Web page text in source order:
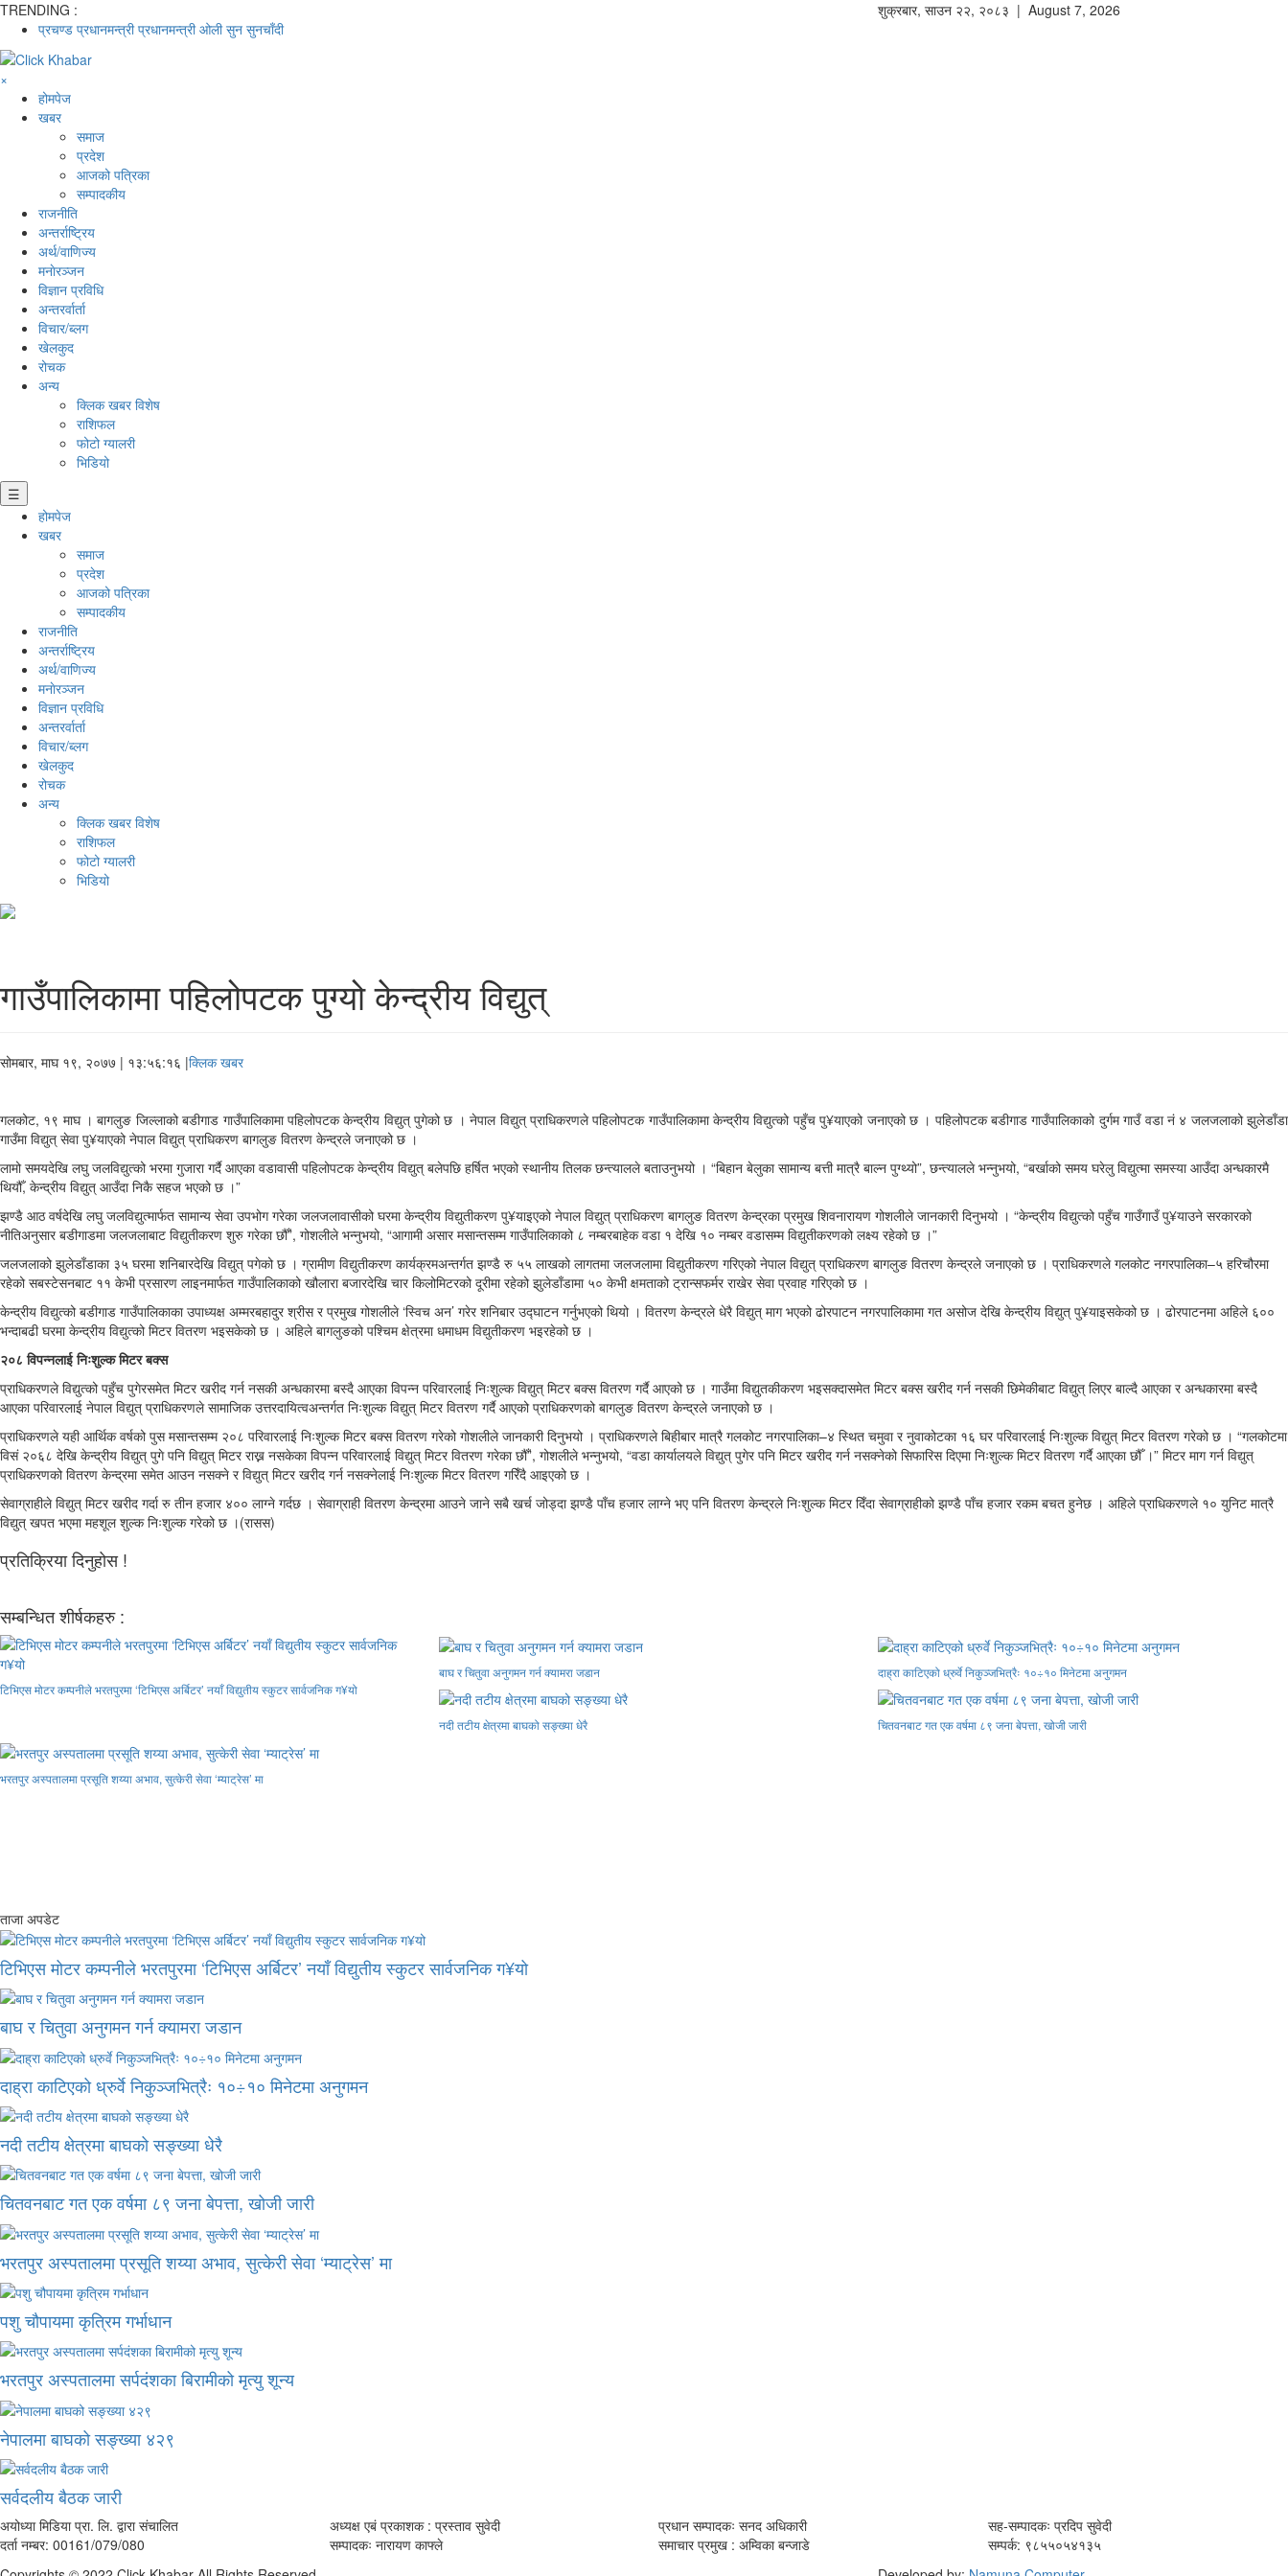
TRENDING :
प्रचण्ड प्रधानमन्त्री प्रधानमन्त्री ओली सुन सुनचाँदी
शुक्रबार, साउन २२, २०८३ | August 7, 2026
×
होमपेज
खबर
समाज
प्रदेश
आजको पत्रिका
सम्पादकीय
राजनीति
अन्तर्राष्ट्रिय
अर्थ/वाणिज्य
मनाेरञ्जन
विज्ञान प्रविधि
अन्तरर्वार्ता
विचार/ब्लग
खेलकुद
रोचक
अन्य
क्लिक खबर विशेष
राशिफल
फोटो ग्यालरी
भिडियो
☰
होमपेज
खबर
समाज
प्रदेश
आजको पत्रिका
सम्पादकीय
राजनीति
अन्तर्राष्ट्रिय
अर्थ/वाणिज्य
मनाेरञ्जन
विज्ञान प्रविधि
अन्तरर्वार्ता
विचार/ब्लग
खेलकुद
रोचक
अन्य
क्लिक खबर विशेष
राशिफल
फोटो ग्यालरी
भिडियो
गाउँपालिकामा पहिलोपटक पुग्यो केन्द्रीय विद्युत्
सोमबार, माघ १९, २०७७ | १३:५६:१६ |क्लिक खबर
गलकोट, १९ माघ । बागलुङ जिल्लाको बडीगाड गाउँपालिकामा पहिलोपटक केन्द्रीय विद्युत् पुगेको छ । नेपाल विद्युत् प्राधिकरणले पहिलोपटक गाउँपालिकामा केन्द्रीय विद्युत्को पहुँच पु¥याएको जनाएको छ । पहिलोपटक बडीगाड गाउँपालिकाको दुर्गम गाउँ वडा नं ४ जलजलाको झुलेडाँडा
गाउँमा विद्युत् सेवा पु¥याएको नेपाल विद्युत् प्राधिकरण बागलुङ वितरण केन्द्रले जनाएको छ ।
लामो समयदेखि लघु जलविद्युत्को भरमा गुजारा गर्दै आएका वडावासी पहिलोपटक केन्द्रीय विद्युत् बलेपछि हर्षित भएको स्थानीय तिलक छन्त्यालले बताउनुभयो । “बिहान बेलुका सामान्य बत्ती मात्रै बाल्न पुग्थ्यो”, छन्त्यालले भन्नुभयो, “बर्खाको समय घरेलु विद्युत्मा समस्या आउँदा अन्धकारमै
थियौँ, केन्द्रीय विद्युत् आउँदा निकै सहज भएको छ ।”
झण्डै आठ वर्षदेखि लघु जलविद्युत्मार्फत सामान्य सेवा उपभोग गरेका जलजलावासीको घरमा केन्द्रीय विद्युतीकरण पु¥याइएको नेपाल विद्युत् प्राधिकरण बागलुङ वितरण केन्द्रका प्रमुख शिवनारायण गोशलीले जानकारी दिनुभयो । “केन्द्रीय विद्युत्को पहुँच गाउँगाउँ पु¥याउने सरकारको
नीतिअनुसार बडीगाडमा जलजलाबाट विद्युतीकरण शुरु गरेका छौँ”, गोशलीले भन्नुभयो, “आगामी असार मसान्तसम्म गाउँपालिकाको ८ नम्बरबाहेक वडा १ देखि १० नम्बर वडासम्म विद्युतीकरणको लक्ष्य रहेको छ ।”
जलजलाको झुलेडाँडाका ३५ घरमा शनिबारदेखि विद्युत् पगेको छ । ग्रामीण विद्युतीकरण कार्यक्रमअन्तर्गत झण्डै रु ५५ लाखको लागतमा जलजलामा विद्युतीकरण गरिएको नेपाल विद्युत् प्राधिकरण बागलुङ वितरण केन्द्रले जनाएको छ । प्राधिकरणले गलकोट नगरपालिका–५ हरिचौरमा
रहेको सबस्टेसनबाट ११ केभी प्रसारण लाइनमार्फत गाउँपालिकाको खौलारा बजारदेखि चार किलोमिटरको दूरीमा रहेको झुलेडाँडामा ५० केभी क्षमताको ट्रान्सफर्मर राखेर सेवा प्रवाह गरिएको छ ।
केन्द्रीय विद्युत्को बडीगाड गाउँपालिकाका उपाध्यक्ष अम्मरबहादुर श्रीस र प्रमुख गोशलीले ‘स्विच अन’ गरेर शनिबार उद्घाटन गर्नुभएको थियो । वितरण केन्द्रले धेरै विद्युत् माग भएको ढोरपाटन नगरपालिकामा गत असोज देखि केन्द्रीय विद्युत् पु¥याइसकेको छ । ढोरपाटनमा अहिले ६००
भन्दाबढी घरमा केन्द्रीय विद्युत्को मिटर वितरण भइसकेको छ । अहिले बागलुङको पश्चिम क्षेत्रमा धमाधम विद्युतीकरण भइरहेको छ ।
२०८ विपन्नलाई निःशुल्क मिटर बक्स
प्राधिकरणले विद्युत्को पहुँच पुगेरसमेत मिटर खरीद गर्न नसकी अन्धकारमा बस्दै आएका विपन्न परिवारलाई निःशुल्क विद्युत् मिटर बक्स वितरण गर्दै आएको छ । गाउँमा विद्युतकीकरण भइसक्दासमेत मिटर बक्स खरीद गर्न नसकी छिमेकीबाट विद्युत् लिएर बाल्दै आएका र अन्धकारमा बस्दै
आएका परिवारलाई नेपाल विद्युत् प्राधिकरणले सामाजिक उत्तरदायित्वअन्तर्गत निःशुल्क विद्युत् मिटर वितरण गर्दै आएको प्राधिकरणको बागलुङ वितरण केन्द्रले जनाएको छ ।
प्राधिकरणले यही आर्थिक वर्षको पुस मसान्तसम्म २०८ परिवारलाई निःशुल्क मिटर बक्स वितरण गरेको गोशलीले जानकारी दिनुभयो । प्राधिकरणले बिहीबार मात्रै गलकोट नगरपालिका–४ स्थित चमुवा र नुवाकोटका १६ घर परिवारलाई निःशुल्क विद्युत् मिटर वितरण गरेको छ । “गलकोटमा
विसं २०६८ देखि केन्द्रीय विद्युत् पुगे पनि विद्युत् मिटर राख्न नसकेका विपन्न परिवारलाई विद्युत् मिटर वितरण गरेका छौँ”, गोशलीले भन्नुभयो, “वडा कार्यालयले विद्युत् पुगेर पनि मिटर खरीद गर्न नसक्नेको सिफारिस दिएमा निःशुल्क मिटर वितरण गर्दै आएका छौँ ।” मिटर माग गर्न विद्युत्
प्राधिकरणको वितरण केन्द्रमा समेत आउन नसक्ने र विद्युत् मिटर खरीद गर्न नसक्नेलाई निःशुल्क मिटर वितरण गरिँदै आइएको छ ।
सेवाग्राहीले विद्युत् मिटर खरीद गर्दा रु तीन हजार ४०० लाग्ने गर्दछ । सेवाग्राही वितरण केन्द्रमा आउने जाने सबै खर्च जोड्दा झण्डै पाँच हजार लाग्ने भए पनि वितरण केन्द्रले निःशुल्क मिटर दिँदा सेवाग्राहीको झण्डै पाँच हजार रकम बचत हुनेछ । अहिले प्राधिकरणले १० युनिट मात्रै
विद्युत् खपत भएमा महशूल शुल्क निःशुल्क गरेको छ ।(रासस)
प्रतिक्रिया दिनुहोस !
सम्बन्धित शीर्षकहरु :
टिभिएस मोटर कम्पनीले भरतपुरमा ‘टिभिएस अर्बिटर’ नयाँ विद्युतीय स्कुटर सार्वजनिक ग¥यो
बाघ र चितुवा अनुगमन गर्न क्यामरा जडान दाह्रा काटिएको ध्रुर्वे निकुञ्जभित्रैः १०÷१० मिनेटमा अनुगमन
नदी तटीय क्षेत्रमा बाघको सङ्ख्या धेरै चितवनबाट गत एक वर्षमा ८९ जना बेपत्ता, खोजी जारी
भरतपुर अस्पतालमा प्रसूति शय्या अभाव, सुत्केरी सेवा ‘म्याट्रेस’ मा
ताजा अपडेट
टिभिएस मोटर कम्पनीले भरतपुरमा ‘टिभिएस अर्बिटर’ नयाँ विद्युतीय स्कुटर सार्वजनिक ग¥यो
बाघ र चितुवा अनुगमन गर्न क्यामरा जडान
दाह्रा काटिएको ध्रुर्वे निकुञ्जभित्रैः १०÷१० मिनेटमा अनुगमन
नदी तटीय क्षेत्रमा बाघको सङ्ख्या धेरै
चितवनबाट गत एक वर्षमा ८९ जना बेपत्ता, खोजी जारी
भरतपुर अस्पतालमा प्रसूति शय्या अभाव, सुत्केरी सेवा ‘म्याट्रेस’ मा
पशु चौपायमा कृत्रिम गर्भाधान
भरतपुर अस्पतालमा सर्पदंशका बिरामीको मृत्यु शून्य
नेपालमा बाघको सङ्ख्या ४२९
सर्वदलीय बैठक जारी
अयोध्या मिडिया प्रा. लि. द्वारा संचालित
दर्ता नम्बर: 00161/079/080
अध्यक्ष एबं प्रकाशक : प्रस्ताव सुवेदी
सम्पादकः नारायण काफ्ले
प्रधान सम्पादकः सनद अधिकारी
समाचार प्रमुख : अम्विका बन्जाडे
सह-सम्पादकः प्रदिप सुवेदी
सम्पर्क: ९८५५०५४१३५